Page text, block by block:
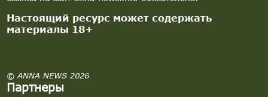
Настоящий ресурс может содержать
материалы 18+
© ANNA NEWS 2026
Партнеры